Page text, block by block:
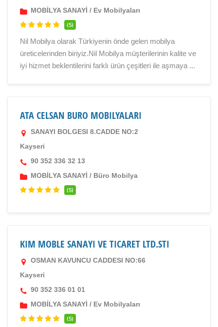
MOBİLYA SANAYİ / Ev Mobilyaları
(5)
Nil Mobilya olarak Türkiyenin önde gelen mobilya
üreticelerinden biriyiz.Nil Mobilya müşterilerinin kalite ve
iyi hizmet beklentilerini farklı ürün çeşitleri ile aşmaya ...
ATA CELSAN BURO MOBILYALARI
SANAYI BOLGESI 8.CADDE NO:2
Kayseri
90 352 336 32 13
MOBİLYA SANAYİ / Büro Mobilya
(5)
KIM MOBLE SANAYI VE TICARET LTD.STI
OSMAN KAVUNCU CADDESI NO:66
Kayseri
90 352 336 01 01
MOBİLYA SANAYİ / Ev Mobilyaları
(5)